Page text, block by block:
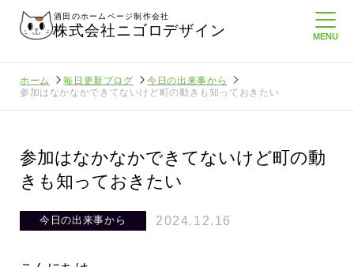
酒田のホームページ制作会社
株式会社ニゴロデザイン
ホーム 毎日更新ブログ
今日の出来事から
参加はなかなかできてないけど町の動きも知っておきたい
参加はなかなかできてないけど町の動
きも知っておきたい
今日の出来事から 2024.12.16